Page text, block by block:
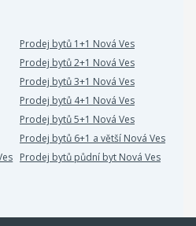
Prodej bytů 1+1 Nová Ves
Prodej bytů 2+1 Nová Ves
Prodej bytů 3+1 Nová Ves
Prodej bytů 4+1 Nová Ves
Prodej bytů 5+1 Nová Ves
Prodej bytů 6+1 a větší Nová Ves
Prodej bytů půdní byt Nová Ves